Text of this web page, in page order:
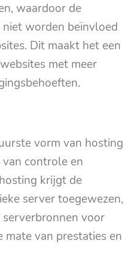
waardoor de
worden beïnvloed
Dit maakt het een
met meer
vorm van hosting
controle en
krijgt de
server toegewezen,
voor
mate van prestaties en